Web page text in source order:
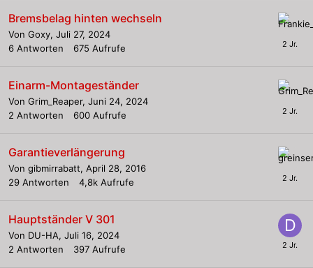
Bremsbelag hinten wechseln
Von Goxy, Juli 27, 2024
6 Antworten 675 Aufrufe
Einarm-Montageständer
Von Grim_Reaper, Juni 24, 2024
2 Antworten 600 Aufrufe
Garantieverlängerung
Von gibmirrabatt, April 28, 2016
29 Antworten 4,8k Aufrufe
Hauptständer V 301
Von DU-HA, Juli 16, 2024
2 Antworten 397 Aufrufe